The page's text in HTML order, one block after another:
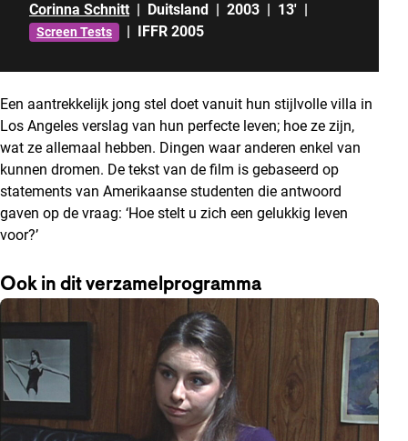
Corinna Schnitt Duitsland 2003 13'
Screen Tests IFFR 2005
Een aantrekkelijk jong stel doet vanuit hun stijlvolle villa in
Los Angeles verslag van hun perfecte leven; hoe ze zijn,
wat ze allemaal hebben. Dingen waar anderen enkel van
kunnen dromen. De tekst van de film is gebaseerd op
statements van Amerikaanse studenten die antwoord
gaven op de vraag: ‘Hoe stelt u zich een gelukkig leven
voor?’
Ook in dit verzamelprogramma